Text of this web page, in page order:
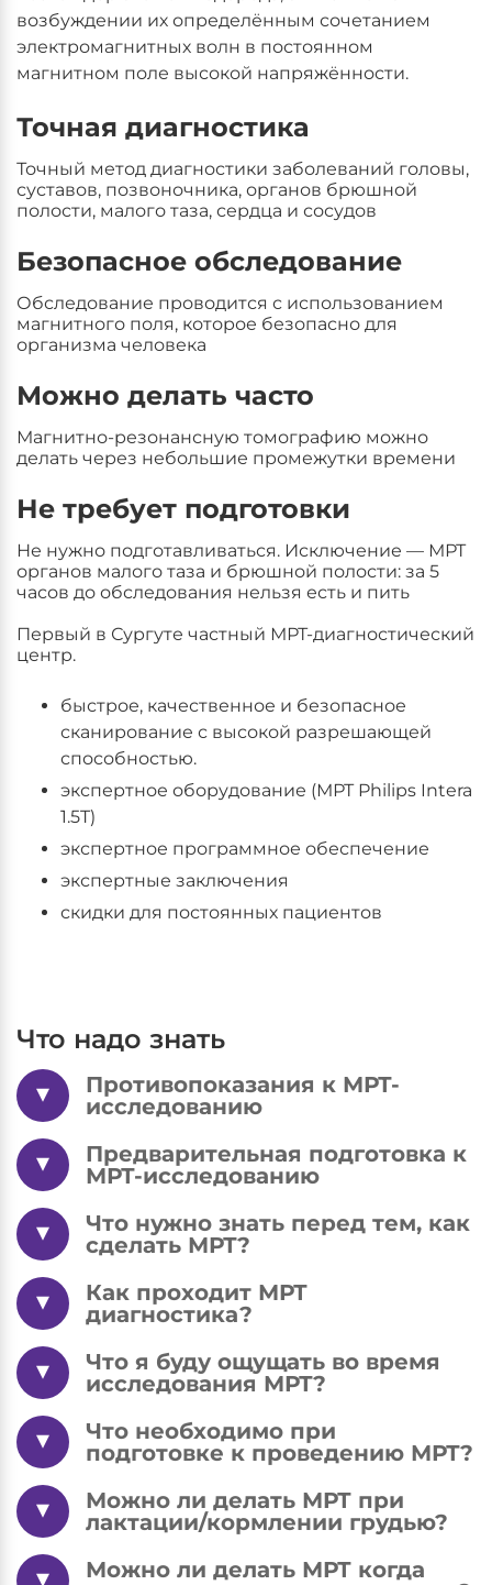
возбуждении их определённым сочетанием
электромагнитных волн в постоянном
магнитном поле высокой напряжённости.
Точная диагностика
Точный метод диагностики заболеваний головы,
суставов, позвоночника, органов брюшной
полости, малого таза, сердца и сосудов
Безопасное обследование
Обследование проводится с использованием
магнитного поля, которое безопасно для
организма человека
Можно делать часто
Магнитно-резонансную томографию можно
делать через небольшие промежутки времени
Не требует подготовки
Не нужно подготавливаться. Исключение — МРТ
органов малого таза и брюшной полости: за 5
часов до обследования нельзя есть и пить
Первый в Сургуте частный МРТ-диагностический
центр.
быстрое, качественное и безопасное
сканирование с высокой разрешающей
способностью.
экспертное оборудование (МРТ Philips Intera
1.5T)
экспертное программное обеспечение
экспертные заключения
скидки для постоянных пациентов
Что надо знать
Противопоказания к МРТ-
исследованию
Предварительная подготовка к
МРТ-исследованию
Что нужно знать перед тем, как
сделать МРТ?
Как проходит МРТ
диагностика?
Что я буду ощущать во время
исследования МРТ?
Что необходимо при
подготовке к проведению МРТ?
Можно ли делать МРТ при
лактации/кормлении грудью?
Можно ли делать МРТ когда